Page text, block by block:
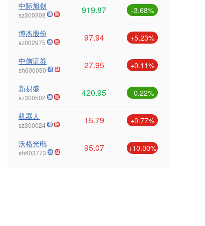
中际旭创
sz300308 919.87 -3.68%
博杰股份
sz002975 97.94 +5.23%
中信证券
sh600030 27.95 +0.11%
新易盛
sz300502 420.95 -0.22%
机器人
sz300024 15.79 +0.77%
沃格光电
sh603773 95.07 +10.00%